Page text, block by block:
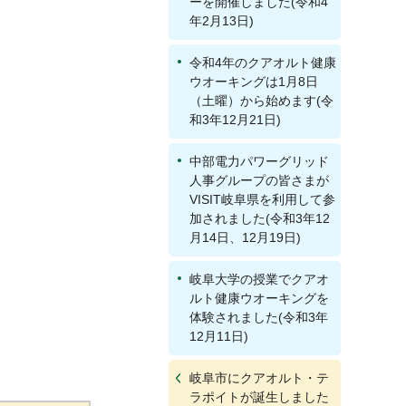
年2月13日)
令和4年のクアオルト健康
ウオーキングは1月8日
（土曜）から始めます(令
和3年12月21日)
中部電力パワーグリッド
人事グループの皆さまが
VISIT岐阜県を利用して参
加されました(令和3年12
月14日、12月19日)
岐阜大学の授業でクアオ
ルト健康ウオーキングを
体験されました(令和3年
12月11日)
岐阜市にクアオルト・テ
ラポイトが誕生しました